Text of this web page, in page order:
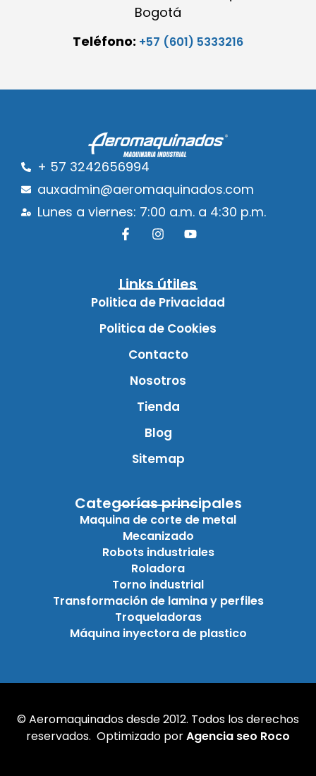
Bogotá
Teléfono: +57 (601) 5333216
+ 57 3242656994
auxadmin@aeromaquinados.com
Lunes a viernes: 7:00 a.m. a 4:30 p.m.
Links útiles
Politica de Privacidad
Politica de Cookies
Contacto
Nosotros
Tienda
Blog
Sitemap
Categorías principales
Maquina de corte de metal
Mecanizado
Robots industriales
Roladora
Torno industrial
Transformación de lamina y perfiles
Troqueladoras
Máquina inyectora de plastico
© Aeromaquinados desde 2012. Todos los derechos
reservados. Optimizado porAgencia seo Roco